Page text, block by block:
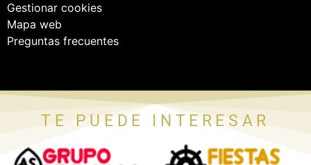
Gestionar cookies
Mapa web
Preguntas frecuentes
TE PUEDE INTERESAR